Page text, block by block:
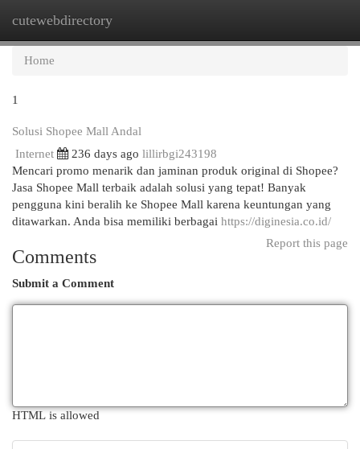
cutewebdirectory
Home
1
Solusi Shopee Mall Andal
Internet
236 days ago lillirbgi243198
Mencari promo menarik dan jaminan produk original di Shopee?
Jasa Shopee Mall terbaik adalah solusi yang tepat! Banyak
pengguna kini beralih ke Shopee Mall karena keuntungan yang
ditawarkan. Anda bisa memiliki berbagai https://diginesia.co.id/
Report this page
Comments
Submit a Comment
HTML is allowed